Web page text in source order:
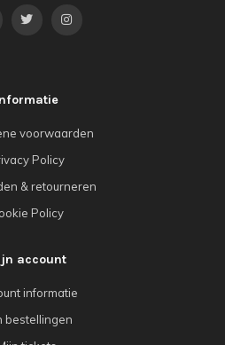
voorwaarden
Policy
& retourneren
Policy
account
informatie
bestellingen